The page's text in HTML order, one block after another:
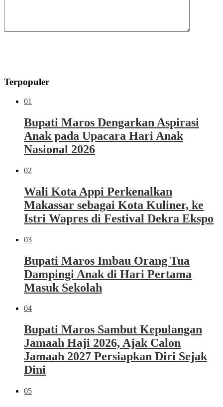
Terpopuler
01
Bupati Maros Dengarkan Aspirasi
Anak pada Upacara Hari Anak
Nasional 2026
02
Wali Kota Appi Perkenalkan
Makassar sebagai Kota Kuliner, ke
Istri Wapres di Festival Dekra Ekspo
03
Bupati Maros Imbau Orang Tua
Dampingi Anak di Hari Pertama
Masuk Sekolah
04
Bupati Maros Sambut Kepulangan
Jamaah Haji 2026, Ajak Calon
Jamaah 2027 Persiapkan Diri Sejak
Dini
05